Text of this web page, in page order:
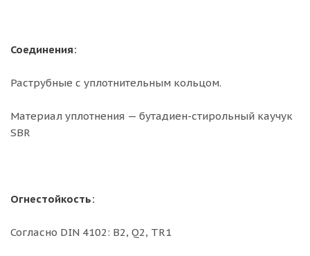
Соединения:
Раструбные с уплотнительным кольцом.
Материал уплотнения — бутадиен-стирольный каучук
SBR
Огнестойкость:
Согласно DIN 4102: B2, Q2, TR1